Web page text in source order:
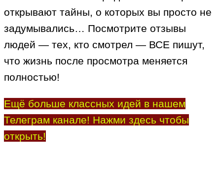
открывают тайны, о которых вы просто не
задумывались… Посмотрите отзывы
людей — тех, кто смотрел — ВСЕ пишут,
что жизнь после просмотра меняется
полностью!
Ещё больше классных идей в нашем
Телеграм канале! Нажми здесь чтобы
открыть!